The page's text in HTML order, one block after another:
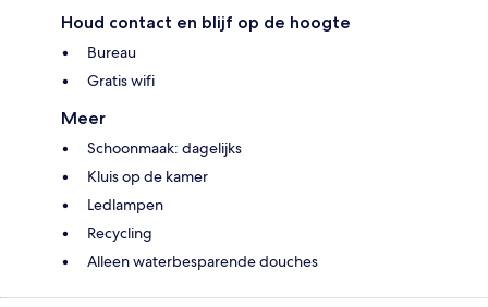
Houd contact en blijf op de hoogte
Bureau
Gratis wifi
Meer
Schoonmaak: dagelijks
Kluis op de kamer
Ledlampen
Recycling
Alleen waterbesparende douches